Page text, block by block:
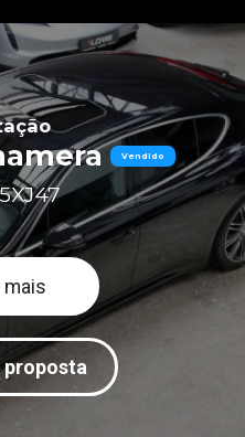
Vendido
mais
proposta